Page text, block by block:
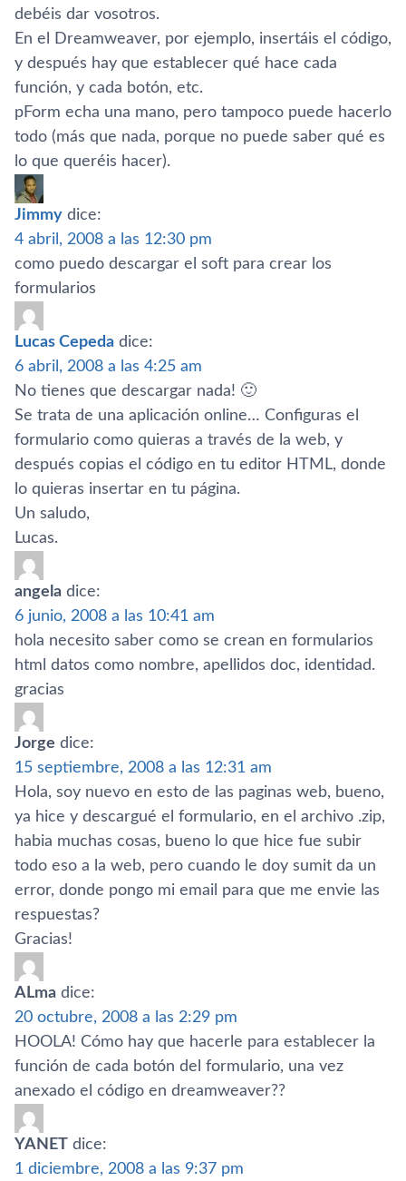
debéis dar vosotros.
En el Dreamweaver, por ejemplo, insertáis el código,
y después hay que establecer qué hace cada
función, y cada botón, etc.
pForm echa una mano, pero tampoco puede hacerlo
todo (más que nada, porque no puede saber qué es
lo que queréis hacer).
Jimmy dice:
4 abril, 2008 a las 12:30 pm
como puedo descargar el soft para crear los
formularios
Lucas Cepeda dice:
6 abril, 2008 a las 4:25 am
No tienes que descargar nada! 🙂
Se trata de una aplicación online… Configuras el
formulario como quieras a través de la web, y
después copias el código en tu editor HTML, donde
lo quieras insertar en tu página.
Un saludo,
Lucas.
angela dice:
6 junio, 2008 a las 10:41 am
hola necesito saber como se crean en formularios
html datos como nombre, apellidos doc, identidad.
gracias
Jorge dice:
15 septiembre, 2008 a las 12:31 am
Hola, soy nuevo en esto de las paginas web, bueno,
ya hice y descargué el formulario, en el archivo .zip,
habia muchas cosas, bueno lo que hice fue subir
todo eso a la web, pero cuando le doy sumit da un
error, donde pongo mi email para que me envie las
respuestas?
Gracias!
ALma dice:
20 octubre, 2008 a las 2:29 pm
HOOLA! Cómo hay que hacerle para establecer la
función de cada botón del formulario, una vez
anexado el código en dreamweaver??
YANET dice:
1 diciembre, 2008 a las 9:37 pm